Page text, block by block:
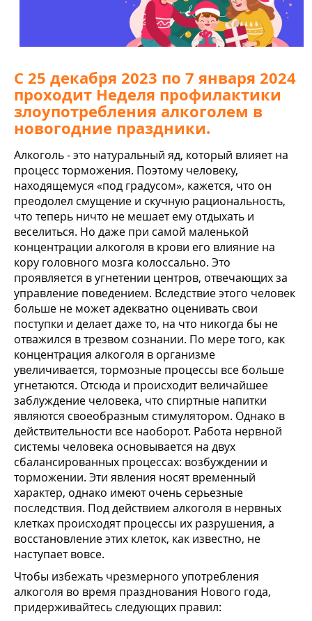
С 25 декабря 2023 по 7 января 2024
проходит Неделя профилактики
злоупотребления алкоголем в
новогодние праздники.
Алкоголь - это натуральный яд, который влияет на
процесс торможения. Поэтому человеку,
находящемуся «под градусом», кажется, что он
преодолел смущение и скучную рациональность,
что теперь ничто не мешает ему отдыхать и
веселиться. Но даже при самой маленькой
концентрации алкоголя в крови его влияние на
кору головного мозга колоссально. Это
проявляется в угнетении центров, отвечающих за
управление поведением. Вследствие этого человек
больше не может адекватно оценивать свои
поступки и делает даже то, на что никогда бы не
отважился в трезвом сознании. По мере того, как
концентрация алкоголя в организме
увеличивается, тормозные процессы все больше
угнетаются. Отсюда и происходит величайшее
заблуждение человека, что спиртные напитки
являются своеобразным стимулятором. Однако в
действительности все наоборот. Работа нервной
системы человека основывается на двух
сбалансированных процессах: возбуждении и
торможении. Эти явления носят временный
характер, однако имеют очень серьезные
последствия. Под действием алкоголя в нервных
клетках происходят процессы их разрушения, а
восстановление этих клеток, как известно, не
наступает вовсе.
Чтобы избежать чрезмерного употребления
алкоголя во время празднования Нового года,
придерживайтесь следующих правил: